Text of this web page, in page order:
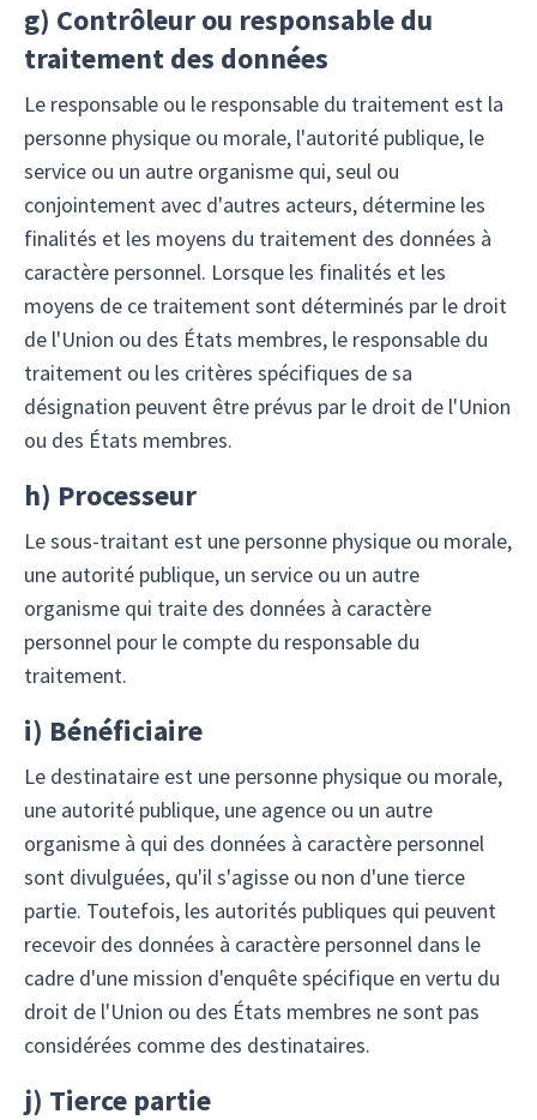
g) Contrôleur ou responsable du
traitement des données
Le responsable ou le responsable du traitement est la
personne physique ou morale, l'autorité publique, le
service ou un autre organisme qui, seul ou
conjointement avec d'autres acteurs, détermine les
finalités et les moyens du traitement des données à
caractère personnel. Lorsque les finalités et les
moyens de ce traitement sont déterminés par le droit
de l'Union ou des États membres, le responsable du
traitement ou les critères spécifiques de sa
désignation peuvent être prévus par le droit de l'Union
ou des États membres.
h) Processeur
Le sous-traitant est une personne physique ou morale,
une autorité publique, un service ou un autre
organisme qui traite des données à caractère
personnel pour le compte du responsable du
traitement.
i) Bénéficiaire
Le destinataire est une personne physique ou morale,
une autorité publique, une agence ou un autre
organisme à qui des données à caractère personnel
sont divulguées, qu'il s'agisse ou non d'une tierce
partie. Toutefois, les autorités publiques qui peuvent
recevoir des données à caractère personnel dans le
cadre d'une mission d'enquête spécifique en vertu du
droit de l'Union ou des États membres ne sont pas
considérées comme des destinataires.
j) Tierce partie